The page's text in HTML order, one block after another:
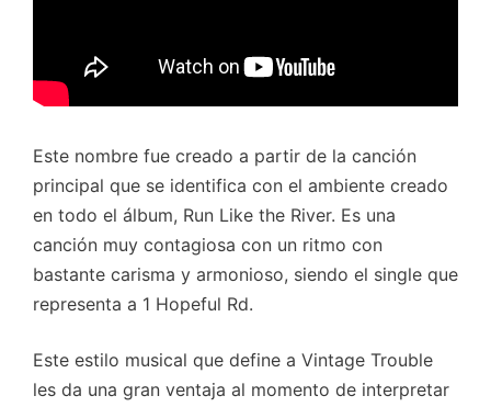
Este nombre fue creado a partir de la canción
principal que se identifica con el ambiente creado
en todo el álbum, Run Like the River. Es una
canción muy contagiosa con un ritmo con
bastante carisma y armonioso, siendo el single que
representa a 1 Hopeful Rd.
Este estilo musical que define a Vintage Trouble
les da una gran ventaja al momento de interpretar